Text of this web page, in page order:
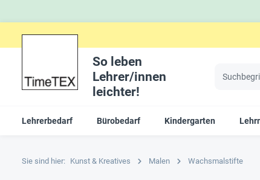
So leben
Lehrer/innen
leichter!
Lehrerbedarf Bürobedarf Kindergarten
Sie sind hier: Kunst & Kreatives Malen Wachsmalstifte